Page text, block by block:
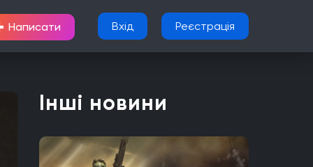
Написати Вхід Реєстрація
Інші новини